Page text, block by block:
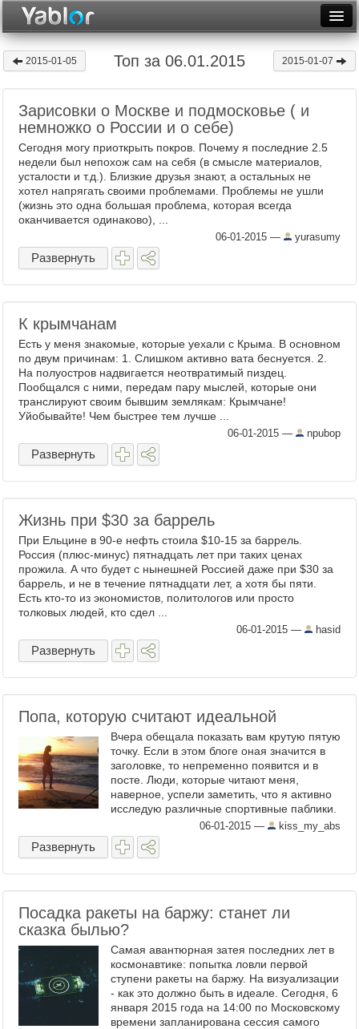
Месяц
Рейтинги
Архив
Фототоп
2015-01-05 Топ за 06.01.2015 2015-01-07
Зарисовки о Москве и подмосковье ( и
немножко о России и о себе)
Сегодня могу приоткрыть покров. Почему я последние 2.5
недели был непохож сам на себя (в смысле материалов,
усталости и т.д.). Близкие друзья знают, а остальных не
хотел напрягать своими проблемами. Проблемы не ушли
(жизнь это одна большая проблема, которая всегда
оканчивается одинаково), ...
06-01-2015 — yurasumy
Развернуть
К крымчанам
Есть у меня знакомые, которые уехали с Крыма. В основном
по двум причинам: 1. Слишком активно вата беснуется. 2.
На полуостров надвигается неотвратимый пиздец.
Пообщался с ними, передам пару мыслей, которые они
транслируют своим бывшим землякам: Крымчане!
Уйобывайте! Чем быстрее тем лучше ...
06-01-2015 — npubop
Развернуть
Жизнь при $30 за баррель
При Ельцине в 90-е нефть стоила $10-15 за баррель.
Россия (плюс-минус) пятнадцать лет при таких ценах
прожила. А что будет с нынешней Россией даже при $30 за
баррель, и не в течение пятнадцати лет, а хотя бы пяти.
Есть кто-то из экономистов, политологов или просто
толковых людей, кто сдел ...
06-01-2015 — hasid
Развернуть
Попа, которую считают идеальной
Вчера обещала показать вам крутую пятую
точку. Если в этом блоге оная значится в
заголовке, то непременно появится и в
посте. Люди, которые читают меня,
наверное, успели заметить, что я активно
исследую различные спортивные паблики.
Так вот в большинстве из них попа
девушки, которую я вам ...
06-01-2015 — kiss_my_abs
Развернуть
Посадка ракеты на баржу: станет ли
сказка былью?
Самая авантюрная затея последних лет в
космонавтике: попытка ловли первой
ступени ракеты на баржу. На визуализации
- как это должно быть в идеале. Сегодня, 6
января 2015 года на 14:00 по Московскому
времени запланирована сессия самого